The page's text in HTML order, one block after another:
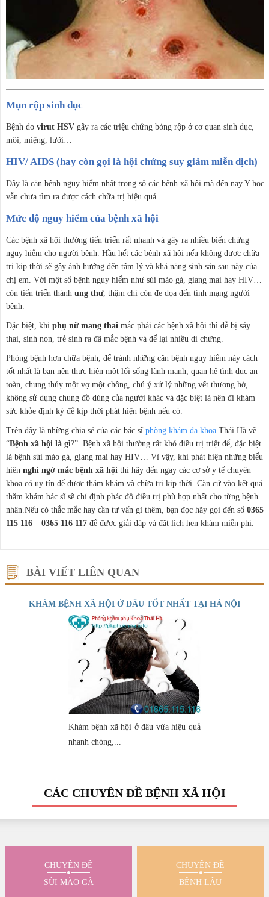
Mụn rộp sinh dục
Bệnh do virut HSVgây ra các triệu chứng bỏng rộp ở cơ quan sinh dục,
môi, miệng, lưỡi…
HIV/ AIDS (hay còn gọi là hội chứng suy giảm miễn dịch)
Đây là căn bệnh nguy hiểm nhất trong số các bệnh xã hội mà đến nay Y học
vẫn chưa tìm ra được cách chữa trị hiệu quả.
Mức độ nguy hiểm của bệnh xã hội
Các bệnh xã hội thường tiến triển rất nhanh và gây ra nhiều biến chứng
nguy hiểm cho người bệnh. Hầu hết các bệnh xã hội nếu không được chữa
trị kịp thời sẽ gây ảnh hưởng đến tâm lý và khả năng sinh sản sau này của
chị em. Với một số bệnh nguy hiểm như sùi mào gà, giang mai hay HIV…
còn tiến triển thành ung thư, thậm chí còn đe dọa đến tính mạng người
bệnh.
Đặc biệt, khi phụ nữ mang thaimắc phải các bệnh xã hội thì dễ bị sảy
thai, sinh non, trẻ sinh ra đã mắc bệnh và để lại nhiều di chứng.
Phòng bệnh hơn chữa bệnh, để tránh những căn bệnh nguy hiểm này cách
tốt nhất là bạn nên thực hiện một lối sống lành mạnh, quan hệ tình dục an
toàn, chung thủy một vợ một chồng, chú ý xử lý những vết thương hở,
không sử dụng chung đồ dùng của người khác và đặc biệt là nên đi khám
sức khỏe định kỳ để kịp thời phát hiện bệnh nếu có.
Trên đây là những chia sẻ của các bác sĩ phòng khám đa khoaThái Hà về
“Bệnh xã hội là gì?”. Bệnh xã hội thường rất khó điều trị triệt để, đặc biệt
là bệnh sùi mào gà, giang mai hay HIV… Vì vậy, khi phát hiện những biểu
hiện nghi ngờ mắc bệnh xã hộithì hãy đến ngay các cơ sở y tế chuyên
khoa có uy tín để được thăm khám và chữa trị kịp thời. Căn cứ vào kết quả
thăm khám bác sĩ sẽ chỉ định phác đồ điều trị phù hợp nhất cho từng bệnh
nhân.Nếu có thắc mắc hay cần tư vấn gì thêm, bạn đọc hãy gọi đến số 0365
115 116 – 0365 116 117để được giải đáp và đặt lịch hẹn khám miễn phí.
BÀI VIẾT LIÊN QUAN
KHÁM BỆNH XÃ HỘI Ở ĐÂU TỐT NHẤT TẠI HÀ NỘI
Khám bệnh xã hội ở đâu vừa hiệu quả
nhanh chóng,...
CÁC CHUYÊN ĐỀ BỆNH XÃ HỘI
CHUYÊN ĐỀ
SÙI MÀO GÀ
CHUYÊN ĐỀ
BỆNH LẬU